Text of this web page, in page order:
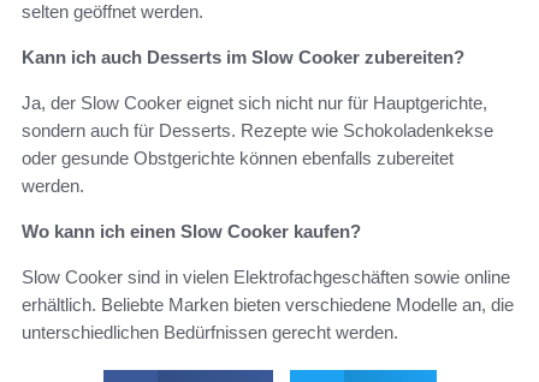
selten geöffnet werden.
Kann ich auch Desserts im Slow Cooker zubereiten?
Ja, der Slow Cooker eignet sich nicht nur für Hauptgerichte,
sondern auch für Desserts. Rezepte wie Schokoladenkekse
oder gesunde Obstgerichte können ebenfalls zubereitet
werden.
Wo kann ich einen Slow Cooker kaufen?
Slow Cooker sind in vielen Elektrofachgeschäften sowie online
erhältlich. Beliebte Marken bieten verschiedene Modelle an, die
unterschiedlichen Bedürfnissen gerecht werden.